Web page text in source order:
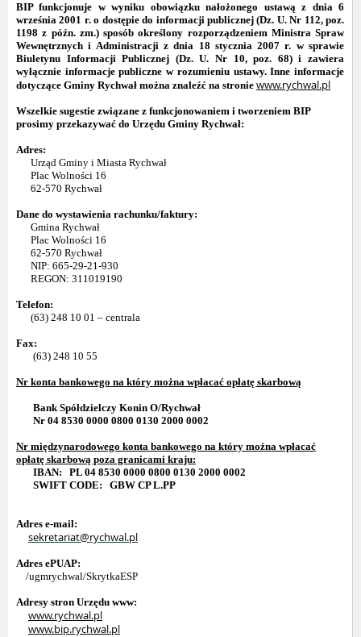
BIP funkcjonuje w wyniku obowiązku nałożonego ustawą z dnia 6
września 2001 r. o dostępie do informacji publicznej (Dz. U. Nr 112, poz.
1198 z późn. zm.) sposób określony rozporządzeniem Ministra Spraw
Wewnętrznych i Administracji z dnia 18 stycznia 2007 r. w sprawie
Biuletynu Informacji Publicznej (Dz. U. Nr 10, poz. 68) i zawiera
wyłącznie informacje publiczne w rozumieniu ustawy. Inne informacje
dotyczące Gminy Rychwał można znaleźć na stronie www.rychwal.pl
Wszelkie sugestie związane z funkcjonowaniem i tworzeniem BIP
prosimy przekazywać do Urzędu Gminy Rychwał:
Adres:
Urząd Gminy i Miasta Rychwał
Plac Wolności 16
62-570 Rychwał
Dane do wystawienia rachunku/faktury:
Gmina Rychwał
Plac Wolności 16
62-570 Rychwał
NIP: 665-29-21-930
REGON: 311019190
Telefon:
(63) 248 10 01 – centrala
Fax:
(63) 248 10 55
Nr konta bankowego na który można wpłacać opłatę skarbową
Bank Spółdzielczy Konin O/Rychwał
Nr 04 8530 0000 0800 0130 2000 0002
Nr międzynarodowego konta bankowego na który można wpłacać
opłatę skarbową poza granicami kraju:
IBAN: PL 04 8530 0000 0800 0130 2000 0002
SWIFT CODE: GBW CP L.PP
Adres e-mail:
sekretariat@rychwal.pl
Adres ePUAP:
/ugmrychwal/SkrytkaESP
Adresy stron Urzędu www:
www.rychwal.pl
www.bip.rychwal.pl